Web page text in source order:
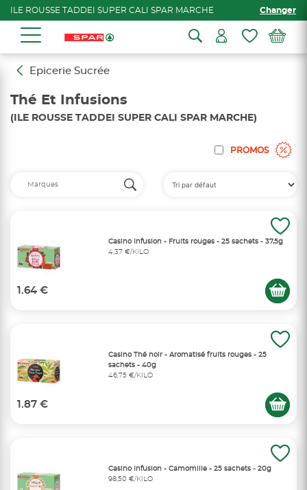
ILE ROUSSE TADDEI SUPER CALI SPAR MARCHE Changer
Epicerie Sucrée
Thé Et Infusions
(ILE ROUSSE TADDEI SUPER CALI SPAR MARCHE)
PROMOS
Casino Infusion - Fruits rouges - 25 sachets - 37,5g
4,37 €/KILO
1.64 €
Casino Thé noir - Aromatisé fruits rouges - 25
sachets - 40g
46,75 €/KILO
1.87 €
Casino Infusion - Camomille - 25 sachets - 20g
98,50 €/KILO